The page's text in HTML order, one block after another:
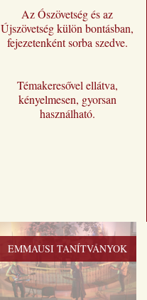
Az Ószövetség és az
Újszövetség külön bontásban,
fejezetenként sorba szedve.
Témakeresővel ellátva,
kényelmesen, gyorsan
használható.
EMMAUSI TANÍTVÁNYOK